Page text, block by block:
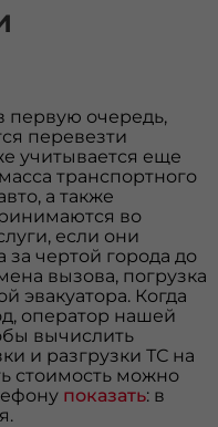
первую очередь,
перевезти
учитывается еще
транспортного
а также
во
если они
за чертой города до
вызова, погрузка
эвакуатора. Когда
оператор нашей
вычислить
и разгрузки ТС на
стоимость можно
показать: в